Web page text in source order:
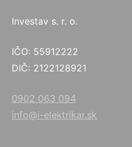
Investav s. r. o.
IČO: 55912222
DIČ: 2122128921
0902 063 094
info@i-elektrikar.sk